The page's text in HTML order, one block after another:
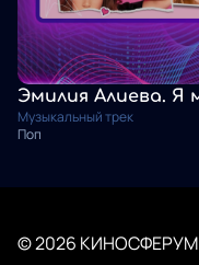
Музыкальный трек
Поп
© 2026 КИНОСФЕРУМ